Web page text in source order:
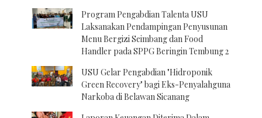
Program Pengabdian Talenta USU
Laksanakan Pendampingan Penyusunan
Menu Bergizi Seimbang dan Food
Handler pada SPPG Beringin Tembung 2
USU Gelar Pengabdian "Hidroponik
Green Recovery" bagi Eks-Penyalahguna
Narkoba di Belawan Sicanang